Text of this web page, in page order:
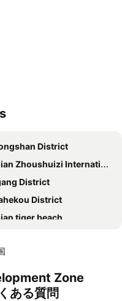
District
Zhoushuizi International Airport
District
District
tiger beach
Zone
ある質問